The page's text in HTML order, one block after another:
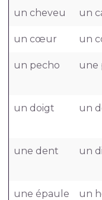
un cheveu un
un cœur un
un pecho une
un doigt un
une dent un
une épaule un